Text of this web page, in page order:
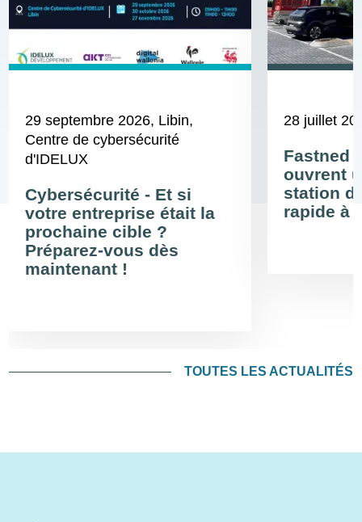
29 septembre 2026, Libin,
Centre de cybersécurité
d'IDELUX
Cybersécurité - Et si
votre entreprise était la
prochaine cible ?
Préparez-vous dès
maintenant !
28 juillet
Fastned
ouvrent
station
rapide à
TOUTES LES ACTUALITÉS